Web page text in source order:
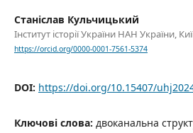
Станіслав Кульчицький
Інститут історії України НАН України,
https://orcid.org/0000-0001-7561-5374
DOI: https://doi.org/10.15407/
Ключові слова: двоканальна